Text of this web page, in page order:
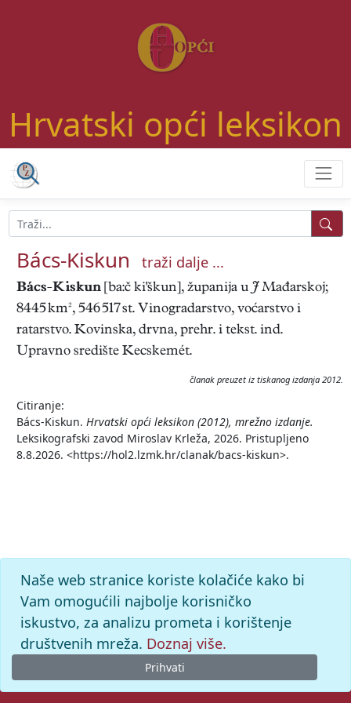
Hrvatski opći leksikon
Bács-Kiskun traži dalje ...
Bács-Kiskun [ba:č ki'škun], županija uJ Mađarskoj;
8445 km², 546 517 st. Vinogradarstvo, voćarstvo i
ratarstvo. Kovinska, drvna, prehr. i tekst. ind.
Upravno središte Kecskemét.
članak preuzet iz tiskanog izdanja 2012.
Citiranje:
Bács-Kiskun. Hrvatski opći leksikon (2012), mrežno izdanje.
Leksikografski zavod Miroslav Krleža, 2026. Pristupljeno
8.8.2026. <https://hol2.lzmk.hr/clanak/bacs-kiskun>.
Naše web stranice koriste kolačiće kako bi
Vam omogućili najbolje korisničko
iskustvo, za analizu prometa i korištenje
društvenih mreža. Doznaj više.
Prihvati
© 2026. -Leksikografski zavodMiroslav Krleža